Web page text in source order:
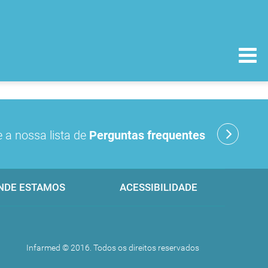
a nossa lista de Perguntas frequentes
ESTAMOS ACESSIBILIDADE
Infarmed © 2016. Todos os direitos reservados